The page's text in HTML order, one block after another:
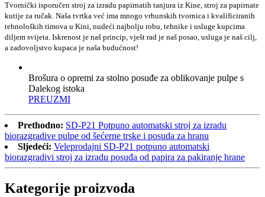
Tvornički isporučen stroj za izradu papirnatih tanjura iz Kine, stroj za papirnate
kutije za ručak. Naša tvrtka već ima mnogo vrhunskih tvornica i kvalificiranih
tehnoloških timova u Kini, nudeći najbolju robu, tehnike i usluge kupcima
diljem svijeta. Iskrenost je naš princip, vješt rad je naš posao, usluga je naš cilj,
a zadovoljstvo kupaca je naša budućnost!
Brošura o opremi za stolno posuđe za oblikovanje pulpe s
Dalekog istoka
PREUZMI
Prethodno: SD-P21 Potpuno automatski stroj za izradu
biorazgradive pulpe od šećerne trske i posuda za hranu
Sljedeći: Veleprodajni SD-P21 potpuno automatski
biorazgradivi stroj za izradu posuđa od papira za pakiranje hrane
Kategorije proizvoda